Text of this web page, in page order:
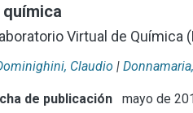
química
Virtual de Química
Claudio |
de publicación mayo de